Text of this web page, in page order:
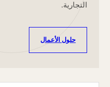
التجارية.
حلول الأعمال